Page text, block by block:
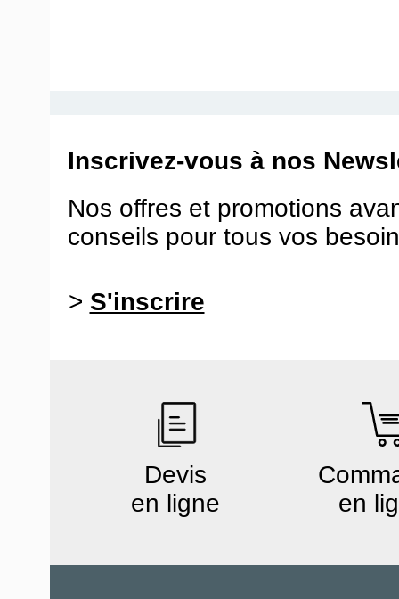
Inscrivez-vous à nos
Nos offres et promotions
conseils pour tous vos
> S'inscrire
Devis
en ligne
en